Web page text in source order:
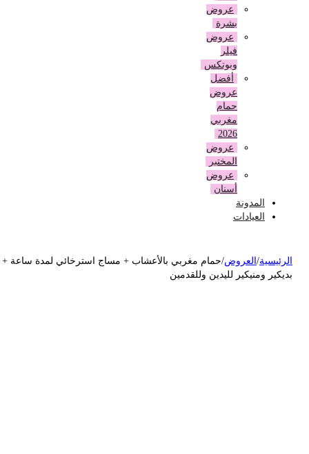
عروض
بشرة
عروض
وبوتكس
أفضل
عروض
حمام
مغربي
عروض
المختبر
عروض
أسنان
المدونة
العيادات
/العروض حمام مغربي بالأعشاب + مساج استرخائي لمدة ساعة +
ومنيكير لليدين وللقدمين